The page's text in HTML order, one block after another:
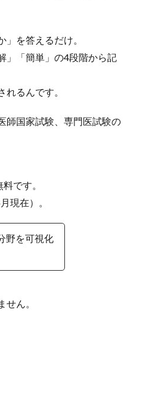
を答えるだけ。
」「簡単」の4段階から記
るんです。
師国家試験、専門医試験の
です。
現在）。
野を可視化
ん。